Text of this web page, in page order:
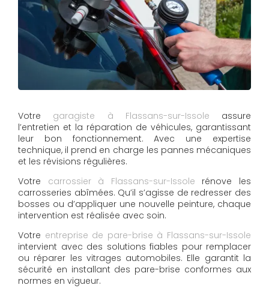
Votre garagiste à Flassans-sur-Issole assure
l’entretien et la réparation de véhicules, garantissant
leur bon fonctionnement. Avec une expertise
technique, il prend en charge les pannes mécaniques
et les révisions régulières.
Votre carrossier à Flassans-sur-Issole rénove les
carrosseries abîmées. Qu’il s’agisse de redresser des
bosses ou d’appliquer une nouvelle peinture, chaque
intervention est réalisée avec soin.
Votre entreprise de pare-brise à Flassans-sur-Issole
intervient avec des solutions fiables pour remplacer
ou réparer les vitrages automobiles. Elle garantit la
sécurité en installant des pare-brise conformes aux
normes en vigueur.